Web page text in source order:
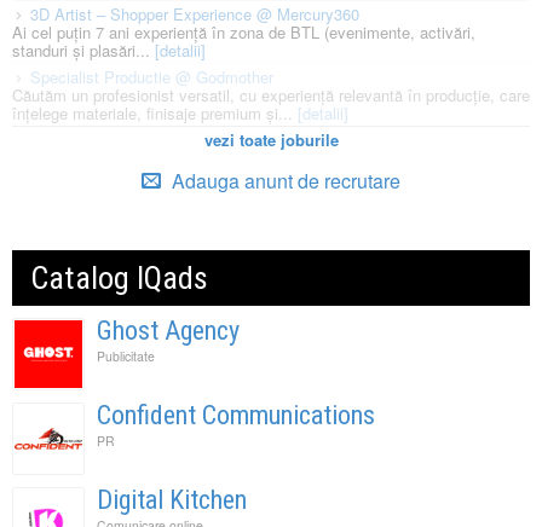
3D Artist – Shopper Experience @ Mercury360
Ai cel puțin 7 ani experiență în zona de BTL (evenimente, activări,
standuri și plasări...[detalii]
Specialist Productie @ Godmother
Căutăm un profesionist versatil, cu experiență relevantă în producție, care
înțelege materiale, finisaje premium și... [detalii]
vezi toate joburile
Adauga anunt de recrutare
Catalog IQads
Ghost Agency
Publicitate
Confident Communications
PR
Digital Kitchen